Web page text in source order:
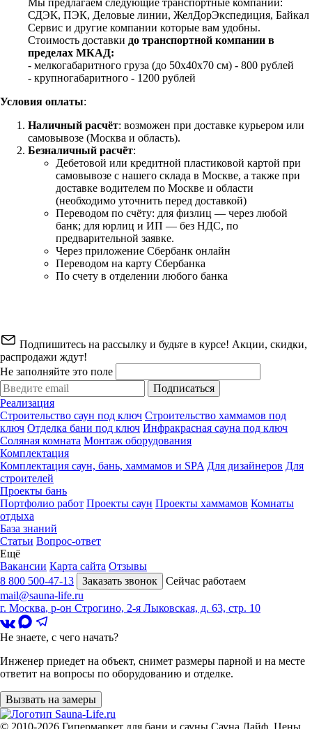
Мы предлагаем следующие транспортные компании:
СДЭК, ПЭК, Деловые линии, ЖелДорЭкспедиция, Байкал
Сервис и другие компании которые вам удобны.
Стоимость доставки до транспортной компании в
пределах МКАД:
- мелкогабаритного груза (до 50х40х70 см) - 800 рублей
- крупногабаритного - 1200 рублей
Условия оплаты:
Наличный расчёт: возможен при доставке курьером или
самовывозе (Москва и область).
Безналичный расчёт:
Дебетовой или кредитной пластиковой картой при
самовывозе с нашего склада в Москве, а также при
доставке водителем по Москве и области
(необходимо уточнить перед доставкой)
Переводом по счёту: для физлиц — через любой
банк; для юрлиц и ИП — без НДС, по
предварительной заявке.
Через приложение Сбербанк онлайн
Переводом на карту Сбербанка
По счету в отделении любого банка
Подпишитесь на рассылку и будьте в курсе! Акции, скидки,
распродажи ждут!
Не заполняйте это поле
Подписаться
Реализация
Строительство саун под ключ Строительство хаммамов под
ключ Отделка бани под ключ Инфракрасная сауна под ключ
Соляная комната Монтаж оборудования
Комплектация
Комплектация саун, бань, хаммамов и SPA Для дизайнеров Для
строителей
Проекты бань
Портфолио работ Проекты саун Проекты хаммамов Комнаты
отдыха
База знаний
Статьи Вопрос-ответ
Ещё
Вакансии Карта сайта Отзывы
8 800 500-47-13
Заказать звонок
Сейчас работаем
mail@sauna-life.ru
г. Москва, р-он Строгино, 2-я Лыковская, д. 63, стр. 10
Не знаете, с чего начать?
Инженер приедет на объект, снимет размеры парной и на месте
ответит на вопросы по оборудованию и отделке.
Вызвать на замеры